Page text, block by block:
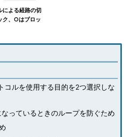
よる経路の切
ク、○はブロッ
ルを使用する目的を2つ選択しな
っているときのループを防ぐため